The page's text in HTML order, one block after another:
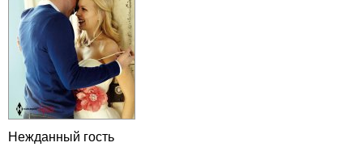
Нежданный гость